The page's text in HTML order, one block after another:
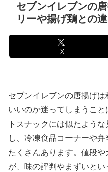
セブンイレブンの
リーや揚げ鶏との
X
セブンイレブンの唐揚げ
いいのか迷ってしまうこ
トスナックには似たよう
し、冷凍食品コーナーや
たくさんあります。値段
が、味の評判やまずいと